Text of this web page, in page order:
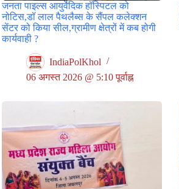
जनता पाइल्स आयुर्वेदिक हॉस्पिटल को
नोटिस,डॉ लाल पैथलैब्स के सैंपल कलेक्शन
सेंटर को किया सील,ग्रामीण क्षेत्रों में कब होगी
कार्यवाही ?
IndiaPolKhol
06 अगस्त 2026 @ 5:10 पूर्वाह्न